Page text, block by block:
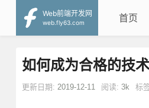
Web前端开发网
web.fly63.com
首页
如何成为合格的技
更新日期: 2019-12-11 阅读: 3k 标